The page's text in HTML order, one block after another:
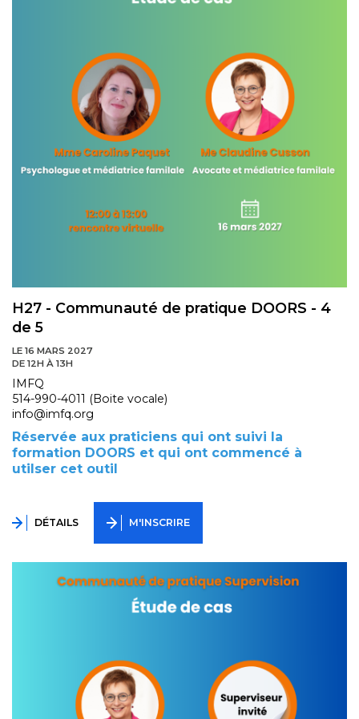
H27 - Communauté de pratique DOORS - 4
de 5
LE 16 MARS 2027
DE 12H À 13H
IMFQ
514-990-4011 (Boite vocale)
info@imfq.org
Réservée aux praticiens qui ont suivi la
formation DOORS et qui ont commencé à
utilser cet outil
DÉTAILS M'INSCRIRE